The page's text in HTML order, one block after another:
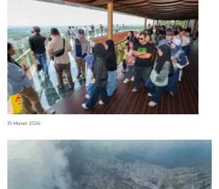
352.102 orang kunjungi IKN selama libur Idul Fitri
31 Maret 2026